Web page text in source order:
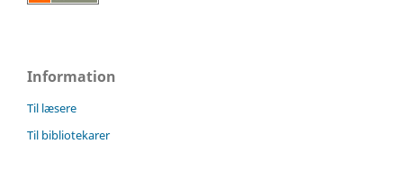
Information
Til læsere
Til bibliotekarer